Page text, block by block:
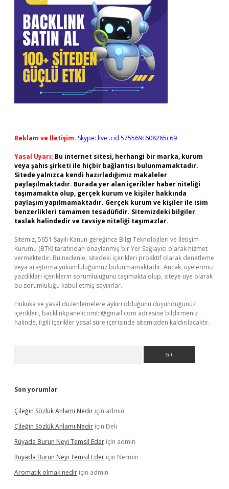
Reklam ve İletişim: Skype: live:.cid.575569c608265c69
Yasal Uyarı: Bu internet sitesi, herhangi bir marka, kurum
veya şahıs şirketi ile hiçbir bağlantısı bulunmamaktadır.
Sitede yalnızca kendi hazırladığımız makaleler
paylaşılmaktadır. Burada yer alan içerikler haber niteliği
taşımamakta olup, gerçek kurum ve kişiler hakkında
paylaşım yapılmamaktadır. Gerçek kurum ve kişiler ile isim
benzerlikleri tamamen tesadüfidir. Sitemizdeki bilgiler
taslak halindedir ve tavsiye niteliği taşımazlar.
Sitemiz, 5651 Sayılı Kanun gereğince Bilgi Teknolojileri ve İletişim
Kurumu (BTK) tarafından onaylanmış bir Yer Sağlayıcı olarak hizmet
vermektedir. Bu nedenle, sitedeki içerikleri proaktif olarak denetleme
veya araştırma yükümlülüğümüz bulunmamaktadır. Ancak, üyelerimiz
yazdıkları içeriklerin sorumluluğunu taşımakta olup, siteye üye olarak
bu sorumluluğu kabul etmiş sayılırlar.
Hukuka ve yasal düzenlemelere aykırı olduğunu düşündüğünüz
içerikleri, backlinkpanelicomtr@gmail.com adresine bildirmeniz
halinde, ilgili içerikler yasal süre içerisinde sitemizden kaldırılacaktır.
Son yorumlar
Çileğin Sözlük Anlamı Nedir için admin
Çileğin Sözlük Anlamı Nedir için Deli
Rüyada Burun Neyi Temsil Eder için admin
Rüyada Burun Neyi Temsil Eder için Nermin
Aromatik olmak nedir için admin